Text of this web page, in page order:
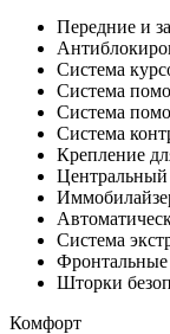
Передние и
Система
Система
Система
Система
Крепление
Центральный
Система
Фронтальные
Шторки
Комфорт